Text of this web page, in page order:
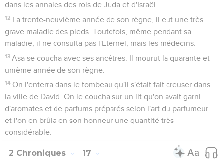
dans les annales des rois de Juda et d'Israël.
12 La trente-neuvième année de son règne, il eut une très
grave maladie des pieds. Toutefois, même pendant sa
maladie, il ne consulta pas l'Eternel, mais les médecins.
13 Asa se coucha avec ses ancêtres. Il mourut la quarante et
unième année de son règne.
14 On l'enterra dans le tombeau qu'il s'était fait creuser dans
la ville de David. On le coucha sur un lit qu'on avait garni
d'aromates et de parfums préparés selon l'art du parfumeur
et l'on en brûla en son honneur une quantité très
considérable.
2 Chroniques 17